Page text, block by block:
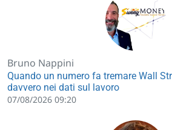
Bruno Nappini
Quando un numero fa tremare Wall
davvero nei dati sul lavoro
07/08/2026 09:20